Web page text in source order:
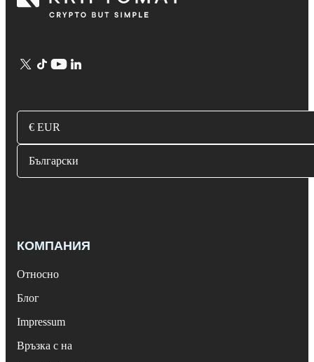
€ EUR
Български
КОМПАНИЯ
Относно
Блог
Impressum
Връзка с на